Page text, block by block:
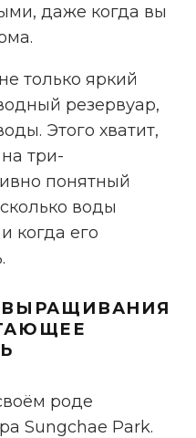
даже когда вы
только яркий
резервуар,
Этого хватит,
три-
понятный
воды
когда его
роде
Sungchae Park.